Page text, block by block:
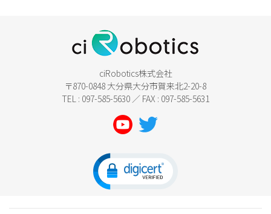
ciRobotics株式会社
〒870-0848 大分県大分市賀来北2-20-8
TEL : 097-585-5630 ／ FAX : 097-585-5631